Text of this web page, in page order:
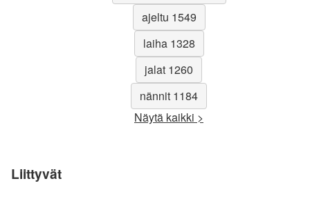
ajeltu 1549
laiha 1328
jalat 1260
nännit 1184
Näytä kaikki >
Liittyvät